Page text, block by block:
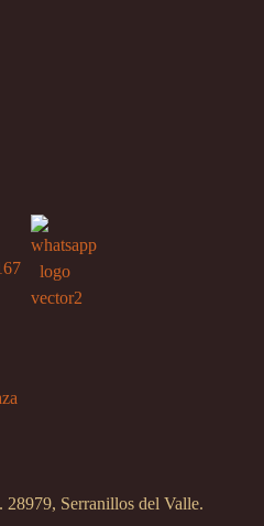
28979, Serranillos del Valle.